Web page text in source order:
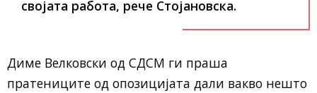
својата работа, рече Стојановска.
Диме Велковски од СДСМ ги праша
пратениците од опозицијата дали вакво нешто